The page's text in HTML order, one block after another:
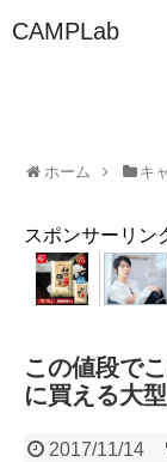
CAMPLab
ホーム キ
スポンサーリン
この値段で
に買える大
2017/11/14